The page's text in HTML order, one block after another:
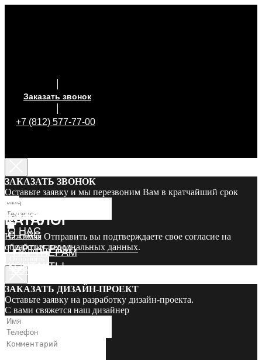
Заказать звонок
+7 (812) 577-77-00
КАТАЛОГ
О НАС
ПАРТНЕРАМ
КОНТАКТЫ
КАТАЛОГ
О НАС
ПАРТНЕРАМ
КОНТАКТЫ
ЗАКАЗАТЬ ЗВОНОК
Оставьте заявку и мы перезвоним Вам в кратчайший срок
Нажимая Отправить вы подтверждаете свое согласие на
обработку персональных данных.
ЗАКАЗАТЬ ДИЗАЙН-ПРОЕКТ
Оставьте заявку на разработку дизайн-проекта.
С вами свяжется наш дизайнер